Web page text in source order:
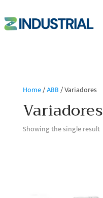
Home/ABB/ Variadores
Variadores
Showing the single result